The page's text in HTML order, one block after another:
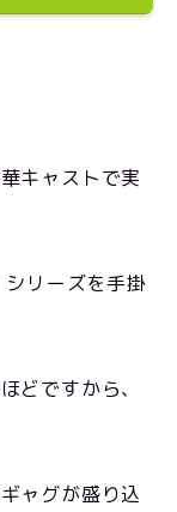
キャストで実
リーズを手掛
どですから、
ャグが盛り込